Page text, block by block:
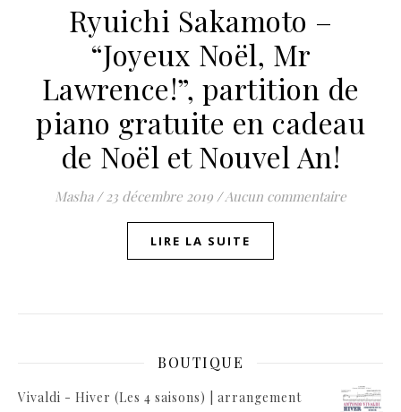
Ryuichi Sakamoto –
“Joyeux Noël, Mr
Lawrence!”, partition de
piano gratuite en cadeau
de Noël et Nouvel An!
Masha / 23 décembre 2019 /Aucun commentaire
LIRE LA SUITE
BOUTIQUE
Vivaldi - Hiver (Les 4 saisons) | arrangement